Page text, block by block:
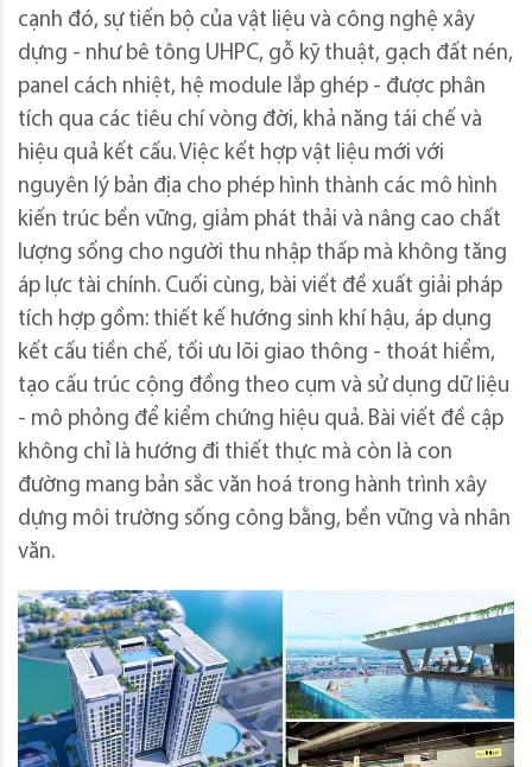
cạnh đó, sự tiến bộ của vật liệu và công nghệ xây
dựng - như bê tông UHPC, gỗ kỹ thuật, gạch đất nén,
panel cách nhiệt, hệ module lắp ghép - được phân
tích qua các tiêu chí vòng đời, khả năng tái chế và
hiệu quả kết cấu. Việc kết hợp vật liệu mới với
nguyên lý bản địa cho phép hình thành các mô hình
kiến trúc bền vững, giảm phát thải và nâng cao chất
lượng sống cho người thu nhập thấp mà không tăng
áp lực tài chính. Cuối cùng, bài viết đề xuất giải pháp
tích hợp gồm: thiết kế hướng sinh khí hậu, áp dụng
kết cấu tiền chế, tối ưu lõi giao thông - thoát hiểm,
tạo cấu trúc cộng đồng theo cụm và sử dụng dữ liệu
- mô phỏng để kiểm chứng hiệu quả. Bài viết đề cập
không chỉ là hướng đi thiết thực mà còn là con
đường mang bản sắc văn hoá trong hành trình xây
dựng môi trường sống công bằng, bền vững và nhân
văn.